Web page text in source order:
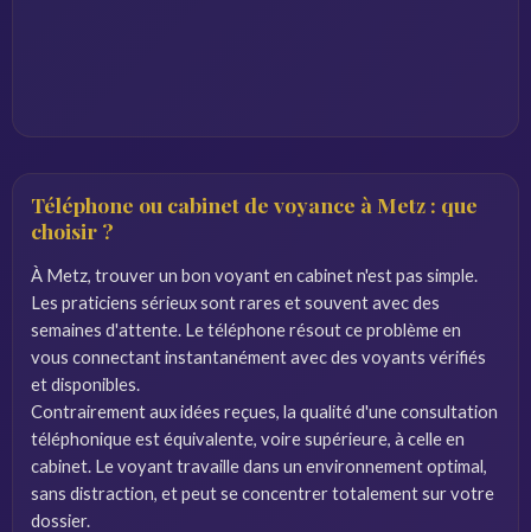
Téléphone ou cabinet de voyance à Metz : que
choisir ?
À Metz, trouver un bon voyant en cabinet n'est pas simple.
Les praticiens sérieux sont rares et souvent avec des
semaines d'attente. Le téléphone résout ce problème en
vous connectant instantanément avec des voyants vérifiés
et disponibles.
Contrairement aux idées reçues, la qualité d'une consultation
téléphonique est équivalente, voire supérieure, à celle en
cabinet. Le voyant travaille dans un environnement optimal,
sans distraction, et peut se concentrer totalement sur votre
dossier.